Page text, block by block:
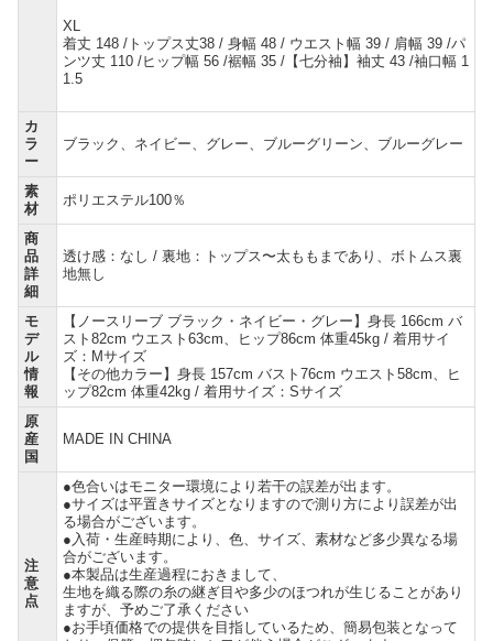
XL
着丈 148 /トップス丈38 / 身幅 48 / ウエスト幅 39 / 肩幅 39 /パ
ンツ丈 110 /ヒップ幅 56 /裾幅 35 /【七分袖】袖丈 43 /袖口幅 1
1.5
カ
ラ
ー
ブラック、ネイビー、グレー、ブルーグリーン、ブルーグレー
素
材
ポリエステル100％
商
品
詳
細
透け感：なし / 裏地：トップス〜太ももまであり、ボトムス裏
地無し
モ
デ
ル
情
報
【ノースリーブ ブラック・ネイビー・グレー】身長 166cm バ
スト82cm ウエスト63cm、ヒップ86cm 体重45kg / 着用サイ
ズ：Mサイズ
【その他カラー】身長 157cm バスト76cm ウエスト58cm、ヒ
ップ82cm 体重42kg / 着用サイズ：Sサイズ
原
産
国
MADE IN CHINA
注
意
点
●色合いはモニター環境により若干の誤差が出ます。
●サイズは平置きサイズとなりますので測り方により誤差が出
る場合がございます。
●入荷・生産時期により、色、サイズ、素材など多少異なる場
合がございます。
●本製品は生産過程におきまして、
生地を織る際の糸の継ぎ目や多少のほつれが生じることがあり
ますが、予めご了承ください
●お手頃価格での提供を目指しているため、簡易包装となって